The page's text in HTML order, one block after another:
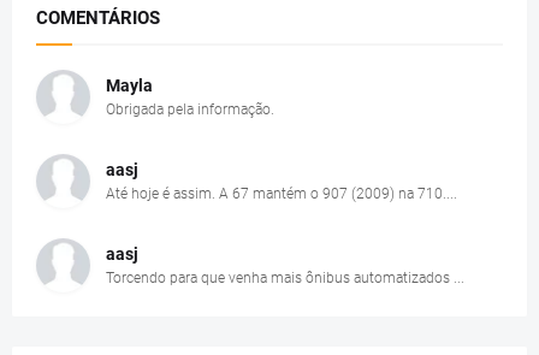
COMENTÁRIOS
Mayla
Obrigada pela informação.
aasj
Até hoje é assim. A 67 mantém o 907 (2009) na 710....
aasj
Torcendo para que venha mais ônibus automatizados ...